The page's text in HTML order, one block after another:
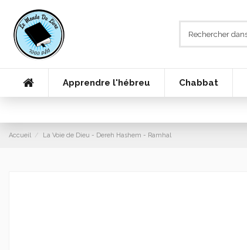
Apprendre l'hébreu Chabbat
Accueil La Voie de Dieu - Dereh Hashem - Ramhal